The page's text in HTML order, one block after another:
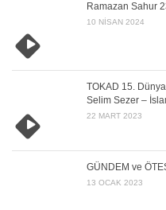
Ramazan Sahur
10 NISAN 2024
TOKAD 15.
Selim Sezer –
22 MART 2023
GÜNDEM ve
13 OCAK 2023